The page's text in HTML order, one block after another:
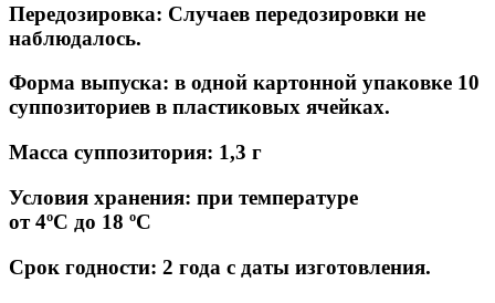
Передозировка: Случаев передозировки не
наблюдалось.
Форма выпуска: в одной картонной упаковке 10
суппозиториев в пластиковых ячейках.
Масса суппозитория: 1,3 г
Условия хранения: при температуре
от 4ºС до 18 ºС
Срок годности: 2 года с даты изготовления.